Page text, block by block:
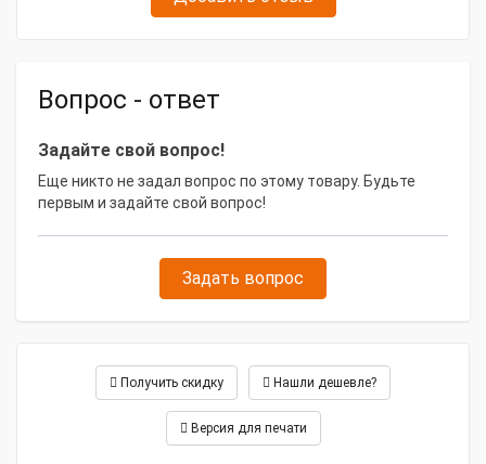
Вопрос - ответ
Задайте свой вопрос!
Еще никто не задал вопрос по этому товару. Будьте
первым и задайте свой вопрос!
Задать вопрос
Получить скидку Нашли дешевле?
Версия для печати